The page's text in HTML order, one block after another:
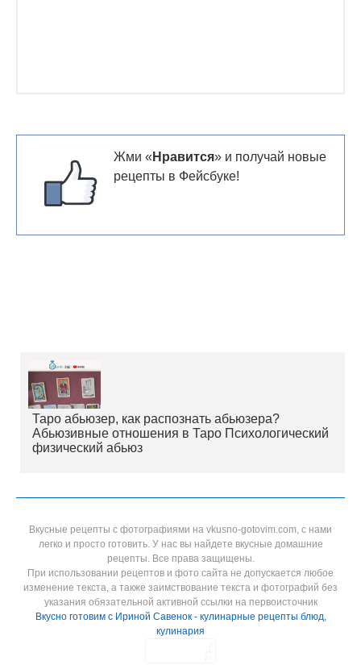
Жми « Нравится» и получай новые
рецепты в Фейсбуке!
Таро абьюзер, как распознать абьюзера?
Абьюзивные отношения в Таро Психологический
физический абьюз
Вкусные рецепты с фотографиями на vkusno-gotovim.com, с нами
легко и просто готовить. У нас вы найдете вкусные домашние
рецепты. Все права защищены.
При использовании рецептов и фото сайта не допускается любое
изменение текста, а также заимствование текста и фотографий без
указания обязательной активной ссылки на первоисточник
Вкусно готовим с Ириной Савенок - кулинарные рецепты блюд,
кулинария